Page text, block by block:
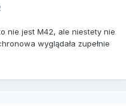
nie jest M42, ale niestety nie
wyglądała zupełnie